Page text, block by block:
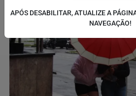
APÓS DESABILITAR, ATUALIZE A
NAVEGAÇÃO!